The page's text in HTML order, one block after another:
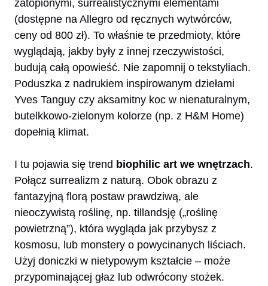
zatopionymi, surrealistycznymi elementami
(dostępne na Allegro od ręcznych wytwórców,
ceny od 800 zł). To właśnie te przedmioty, które
wyglądają, jakby były z innej rzeczywistości,
budują całą opowieść. Nie zapomnij o tekstyliach.
Poduszka z nadrukiem inspirowanym dziełami
Yves Tanguy czy aksamitny koc w nienaturalnym,
butelkkowo-zielonym kolorze (np. z H&M Home)
dopełnią klimat.
I tu pojawia się trend biophilic art we wnętrzach.
Połącz surrealizm z naturą. Obok obrazu z
fantazyjną florą postaw prawdziwą, ale
nieoczywistą roślinę, np. tillandsję („roślinę
powietrzną”), która wygląda jak przybysz z
kosmosu, lub monstery o powycinanych liściach.
Użyj doniczki w nietypowym kształcie – może
przypominającej głaz lub odwrócony stożek.